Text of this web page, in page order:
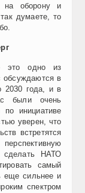
на оборону и
думаете, то
это одно из
обсуждаются в
2030 года, и в
были очень
инициативе
уверен, что
встретятся
сделать НАТО
самый
еще сильнее и
спектром